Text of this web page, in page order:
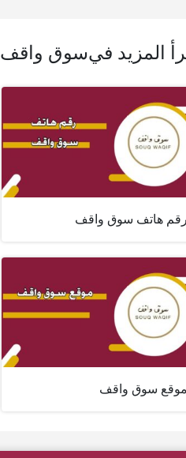
المزيد فيسوق واقف
رقم هاتف سوق واقف
موقع سوق واقف